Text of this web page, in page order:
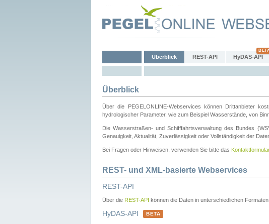
Überblick REST-API HyDAS-API
Überblick
Über die PEGELONLINE-Webservices können Drittanbieter
hydrologischer Parameter, wie zum Beispiel Wasserstände, von
Die Wasserstraßen- und Schifffahrtsverwaltung des Bundes
Genauigkeit, Aktualität, Zuverlässigkeit oder Vollständigkeit der
Bei Fragen oder Hinweisen, verwenden Sie bitte das Kontaktformular
REST- und XML-basierte Webservices
REST-API
Über die REST-API können die Daten in unterschiedlichen
HyDAS-API BETA